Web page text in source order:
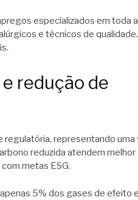
especializados em toda
e técnicos de
redução de
regulatória, representando
reduzida atendem melhor
metas ESG.
5% dos gases de efeito